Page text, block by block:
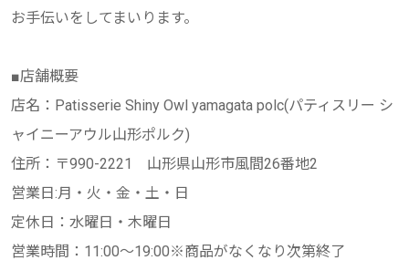
お手伝いをしてまいります。
■店舗概要
店名：Patisserie Shiny Owl yamagata polc(パティスリー シ
ャイニーアウル山形ポルク)
住所：〒990-2221 山形県山形市風間26番地2
営業日:月・火・金・土・日
定休日：水曜日・木曜日
営業時間：11:00～19:00※商品がなくなり次第終了